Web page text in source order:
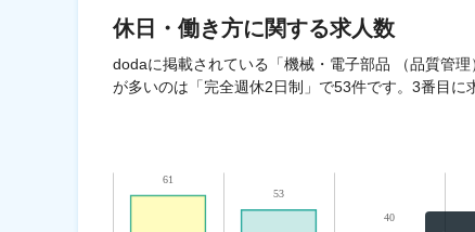
休日・働き方に関する求人数
dodaに掲載されている「機械・電子部品 （品質管
が多いのは「完全週休2日制」で53件です。3番目に